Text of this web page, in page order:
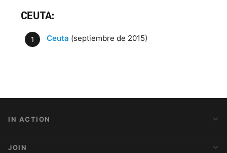
CEUTA:
Ceuta (septiembre de 2015)
IN ACTION
JOIN